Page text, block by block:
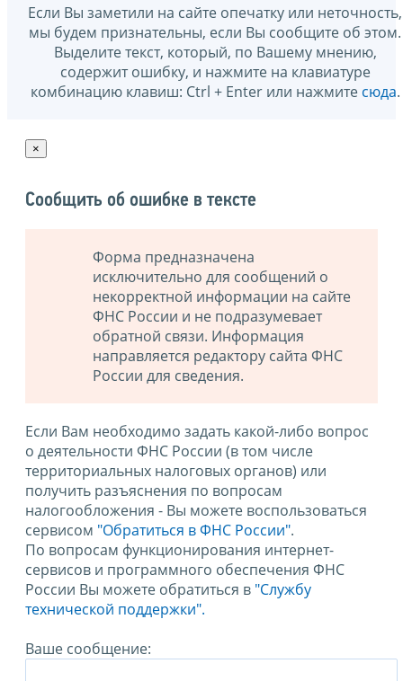
Если Вы заметили на сайте опечатку или неточность,
мы будем признательны, если Вы сообщите об этом.
Выделите текст, который, по Вашему мнению,
содержит ошибку, и нажмите на клавиатуре
комбинацию клавиш: Ctrl + Enter или нажмите сюда.
×
Сообщить об ошибке в тексте
Форма предназначена
исключительно для сообщений о
некорректной информации на сайте
ФНС России и не подразумевает
обратной связи. Информация
направляется редактору сайта ФНС
России для сведения.
Если Вам необходимо задать какой-либо вопрос
о деятельности ФНС России (в том числе
территориальных налоговых органов) или
получить разъяснения по вопросам
налогообложения - Вы можете воспользоваться
сервисом "Обратиться в ФНС России".
По вопросам функционирования интернет-
сервисов и программного обеспечения ФНС
России Вы можете обратиться в "Службу
технической поддержки".
Ваше сообщение: